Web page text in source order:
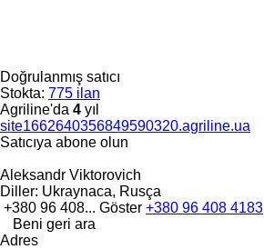
Doğrulanmış satıcı
Stokta: 775 ilan
Agriline'da 4 yıl
site1662640356849590320.agriline.ua
Satıcıya abone olun
Aleksandr Viktorovich
Diller: Ukraynaca, Rusça
+380 96 408... Göster +380 96 408 4183
Beni geri ara
Adres